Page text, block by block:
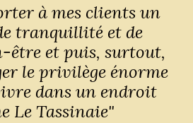
à mes clients un
tranquillité et de
être et puis, surtout,
le privilège énorme
dans un endroit
Le Tassinaie"